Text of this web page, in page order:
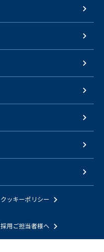
クッキーポリシー
採用ご担当者様へ